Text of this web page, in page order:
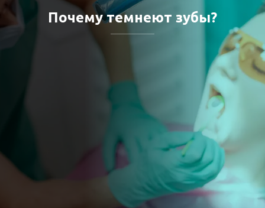
Почему темнеют зубы?